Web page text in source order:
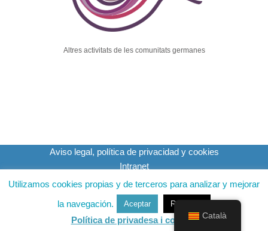
Altres activitats de les comunitats germanes
Aviso legal, política de privacidad y cookies
Intranet
FRANCISCANES FILLES DE LA MISERICÒRDIA
+34 917 421 157
sege@hijasdelamisericordia.com
Utilizamos cookies propias y de terceros para analizar y mejorar
la navegación.
Aceptar Rechazar
Política de privadesa i cookies Català